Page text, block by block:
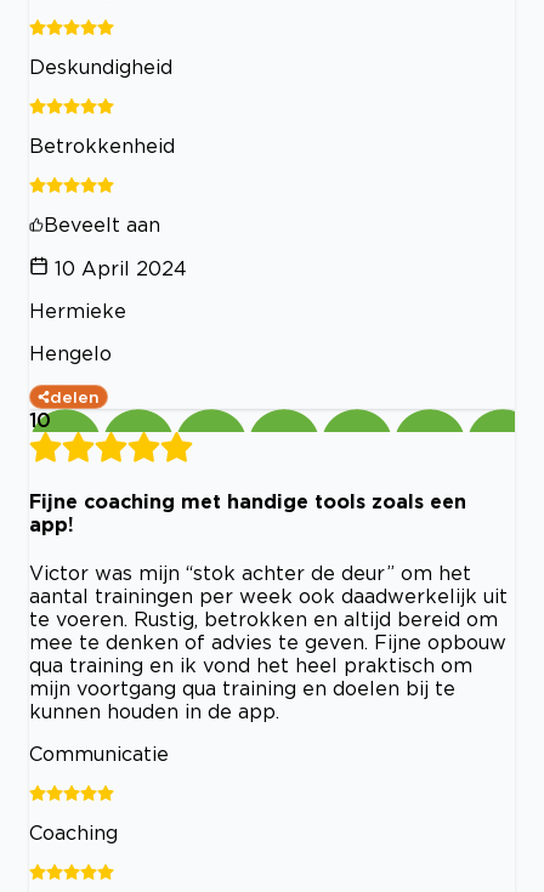
Deskundigheid
Betrokkenheid
Beveelt aan
10 April 2024
Hermieke
Hengelo
delen
10
Fijne coaching met handige tools zoals een
app!
Victor was mijn “stok achter de deur” om het
aantal trainingen per week ook daadwerkelijk uit
te voeren. Rustig, betrokken en altijd bereid om
mee te denken of advies te geven. Fijne opbouw
qua training en ik vond het heel praktisch om
mijn voortgang qua training en doelen bij te
kunnen houden in de app.
Communicatie
Coaching